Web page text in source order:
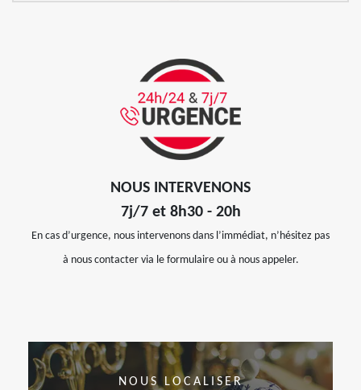
NOUS INTERVENONS
7j/7 et 8h30 - 20h
En cas d’urgence, nous intervenons dans l’immédiat, n’hésitez pas
à nous contacter via le formulaire ou à nous appeler.
NOUS LOCALISER